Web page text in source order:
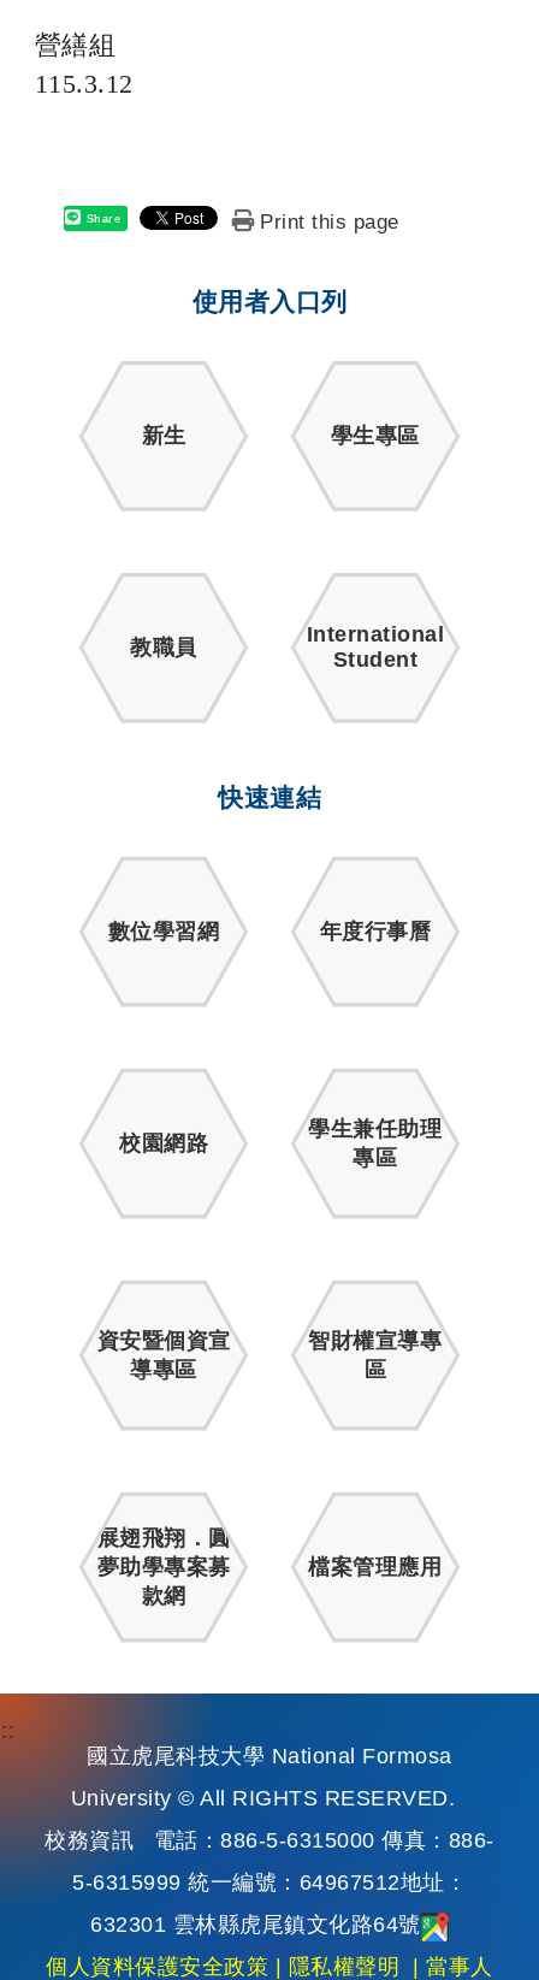
營繕組
115.3.12
Share Print this page
使用者入口列
新生 學生專區
教職員
International
Student
快速連結
數位學習網 年度行事曆
校園網路
學生兼任助理
專區
資安暨個資宣
導專區
智財權宣導專
區
展翅飛翔．圓
夢助學專案募
款網
檔案管理應用
國立虎尾科技大學 National Formosa
University © All RIGHTS RESERVED.
校務資訊 電話：886-5-6315000 傳真：886-
5-6315999 統一編號：64967512地址：
632301 雲林縣虎尾鎮文化路64號
個人資料保護安全政策
隱私權聲明 |當事人